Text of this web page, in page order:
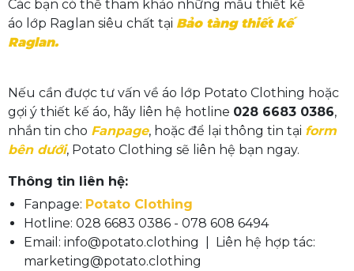
Các bạn có thể tham khảo những mẫu thiết kế
áo lớp Raglan siêu chất tại Bảo tàng thiết kế
Raglan.
Nếu cần được tư vấn về áo lớp Potato Clothing hoặc
gợi ý thiết kế áo, hãy liên hệ hotline 028 6683 0386,
nhắn tin cho Fanpage, hoặc để lại thông tin tại form
bên dưới, Potato Clothing sẽ liên hệ bạn ngay.
Thông tin liên hệ:
Fanpage: Potato Clothing
Hotline: 028 6683 0386 - 078 608 6494
Email: info@potato.clothing | Liên hệ hợp tác:
marketing@potato.clothing